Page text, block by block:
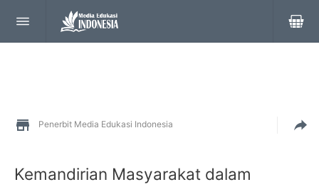
Penerbit Media Edukasi Indonesia
Kemandirian Masyarakat dalam